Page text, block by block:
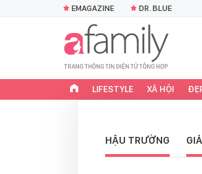
EMAGAZINE DR. BLUE
LIFESTYLE XÃ HỘI
HẬU TRƯỜNG